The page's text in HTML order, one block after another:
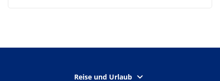
Reise und Urlaub